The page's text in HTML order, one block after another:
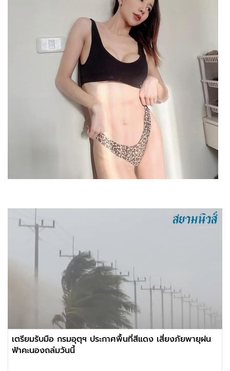
เตรียมรับมือ กรมอุตุฯ ประกาศพื้นที่สีแดง เสี่ยงภัยพายุฝน
ฟ้าคะนองถล่มวันนี้